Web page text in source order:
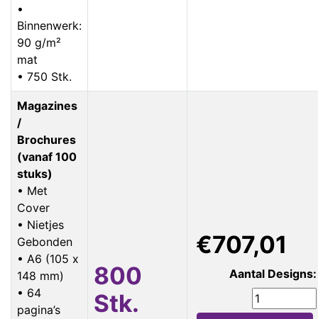
•
Binnenwerk:
90 g/m²
mat
• 750 Stk.
Magazines
/
Brochures
(vanaf 100
stuks)
• Met
Cover
• Nietjes
Gebonden
• A6 (105 x
148 mm)
• 64
pagina’s
800
Stk.
€707,01
Aantal Designs: